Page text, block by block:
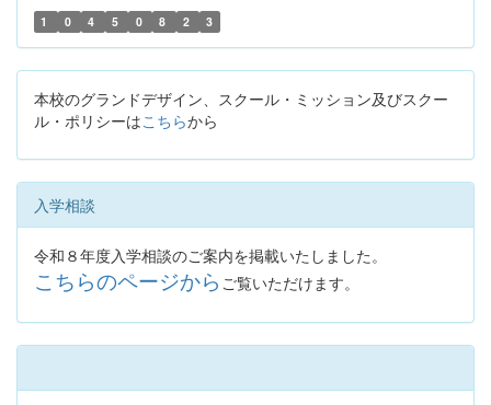
1 0 4 5 0 8 2 3
本校のグランドデザイン、スクール・ミッション及びスクー
ル・ポリシーはこちらから
入学相談
令和８年度入学相談のご案内を掲載いたしました。
こちらのページから ご覧いただけます。